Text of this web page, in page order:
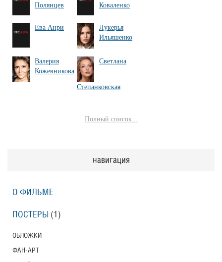
Полянцев
Коваленко
Ева Анри
Лукерья
Ильяшенко
Валерия
Кожевникова
Светлана
Степанковская
Полный список...
навигация
О ФИЛЬМЕ
ПОСТЕРЫ (1)
ОБЛОЖКИ
ФАН-АРТ